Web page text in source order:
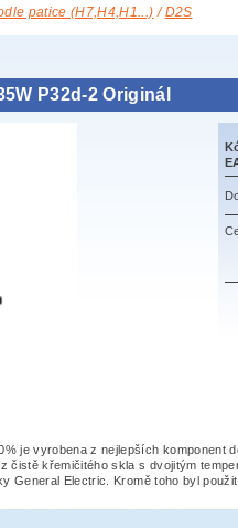
patice (H7,H4,H1...) /D2S
P32d-2 Originál
je vyrobena z nejlepších komponent
čistě křemičitého skla s dvojitým
General Electric. Kromě toho byl